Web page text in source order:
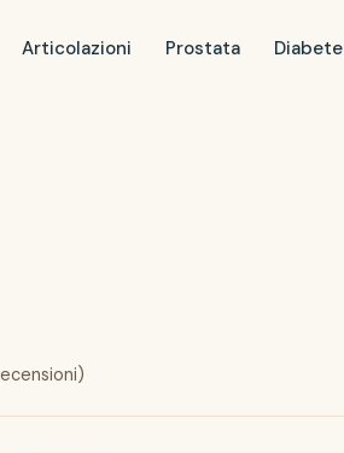
Articolazioni Prostata Diabete